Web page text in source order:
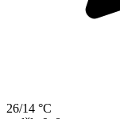
26/14 °C